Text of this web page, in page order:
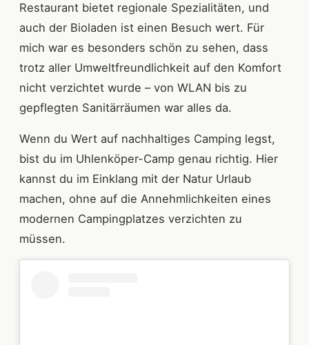
Restaurant bietet regionale Spezialitäten, und
auch der Bioladen ist einen Besuch wert. Für
mich war es besonders schön zu sehen, dass
trotz aller Umweltfreundlichkeit auf den Komfort
nicht verzichtet wurde – von WLAN bis zu
gepflegten Sanitärräumen war alles da.
Wenn du Wert auf nachhaltiges Camping legst,
bist du im Uhlenköper-Camp genau richtig. Hier
kannst du im Einklang mit der Natur Urlaub
machen, ohne auf die Annehmlichkeiten eines
modernen Campingplatzes verzichten zu
müssen.